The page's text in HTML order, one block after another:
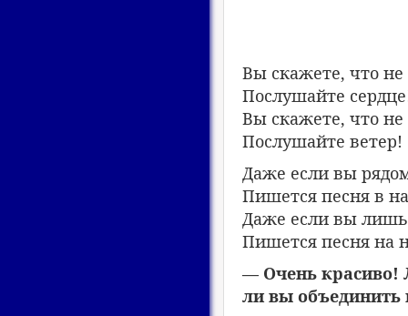
Вы скажете, что
Послушайте
Вы скажете, что
Послушайте
Даже если вы
Пишется песня в
Даже если вы
Пишется песня на
— Очень красиво!
ли вы объединить